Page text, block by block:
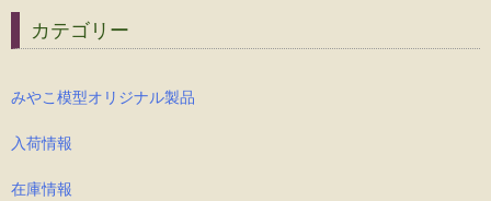
カテゴリー
みやこ模型オリジナル製品
入荷情報
在庫情報